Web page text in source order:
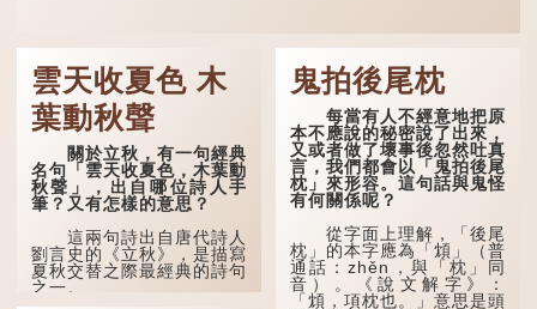
雲天收夏色 木
葉動秋聲
關於立秋，有一句經典
名句「雲天收夏色，木葉動
秋聲」，出自哪位詩人手
筆？又有怎樣的意思？
這兩句詩出自唐代詩人
劉言史的《立秋》，是描寫
夏秋交替之際最經典的詩句
之一。
鬼拍後尾枕
每當有人不經意地把原
本不應說的秘密說了出來，
又或者做了壞事後忽然吐真
言，我們都會以「鬼拍後尾
枕」來形容。這句話與鬼怪
有何關係呢？
從字面上理解，「後尾
枕」的本字應為「䪴」（普
通話：zhěn，與「枕」同
音）。《說文解字》：
「䪴，項枕也。」意思是頭